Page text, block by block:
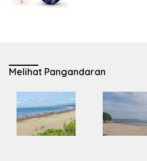
Melihat Pangandaran